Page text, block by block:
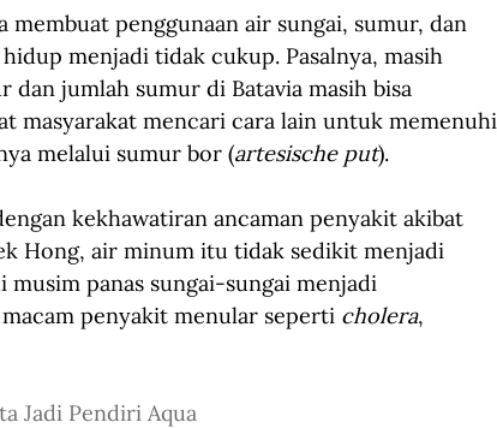
penggunaan air sungai, sumur, dan
menjadi tidak cukup. Pasalnya, masih
jumlah sumur di Batavia masih bisa
masyarakat mencari cara lain untuk memenuhi
melalui sumur bor (artesische put).
kekhawatiran ancaman penyakit akibat
Hong, air minum itu tidak sedikit menjadi
musim panas sungai-sungai menjadi
penyakit menular seperti cholera,
Jadi Pendiri Aqua